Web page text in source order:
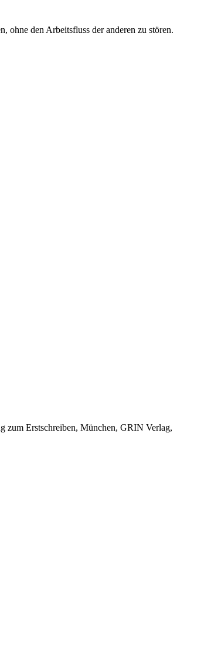
ohne den Arbeitsfluss der anderen zu stören.
zum Erstschreiben, München, GRIN Verlag,